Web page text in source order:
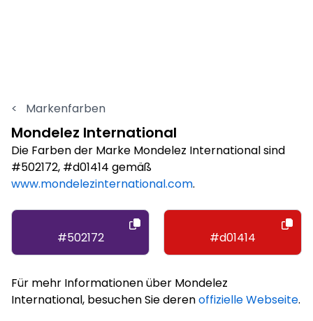
< Markenfarben
Mondelez International
Die Farben der Marke Mondelez International sind
#502172, #d01414 gemäß
www.mondelezinternational.com.
#502172 #d01414
Für mehr Informationen über Mondelez
International, besuchen Sie derenoffizielle Webseite.